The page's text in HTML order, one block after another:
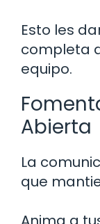
Esto les
completa
equipo.
Abierta
La
que